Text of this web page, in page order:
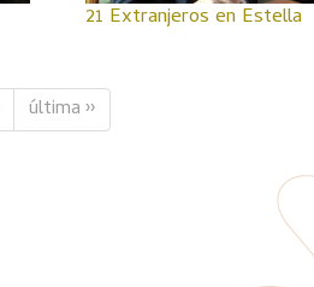
21 Extranjeros en Estella
última ››